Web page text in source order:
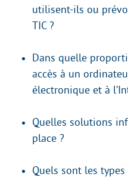
utilisent-ils ou
TIC ?
Dans quelle
accès à un
électronique et à
Quelles solutions
place ?
Quels sont les